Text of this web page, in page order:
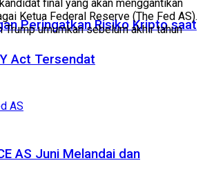
Peringatkan Risiko Kripto saat
Act Tersendat
AS Juni Melandai dan
final yang akan menggantikan
Ketua Federal Reserve (The Fed AS).
Trump umumkan sebelum akhir tahun